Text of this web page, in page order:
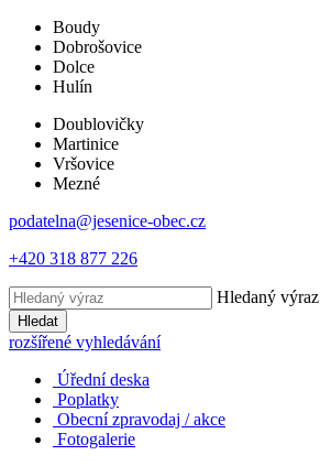
Boudy
Dobrošovice
Dolce
Hulín
Doublovičky
Martinice
Vršovice
Mezné
podatelna@jesenice-obec.cz
+420 318 877 226
Hledaný výraz
Hledat
rozšířené vyhledávání
Úřední deska
Poplatky
Obecní zpravodaj / akce
Fotogalerie